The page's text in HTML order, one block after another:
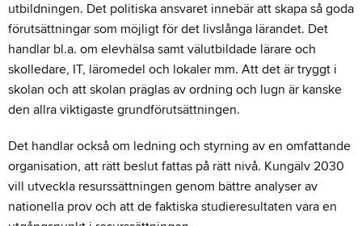
utbildningen. Det politiska ansvaret innebär att skapa så goda
förutsättningar som möjligt för det livslånga lärandet. Det
handlar bl.a. om elevhälsa samt välutbildade lärare och
skolledare, IT, läromedel och lokaler mm. Att det är tryggt i
skolan och att skolan präglas av ordning och lugn är kanske
den allra viktigaste grundförutsättningen.
Det handlar också om ledning och styrning av en omfattande
organisation, att rätt beslut fattas på rätt nivå. Kungälv 2030
vill utveckla resurssättningen genom bättre analyser av
nationella prov och att de faktiska studieresultaten vara en